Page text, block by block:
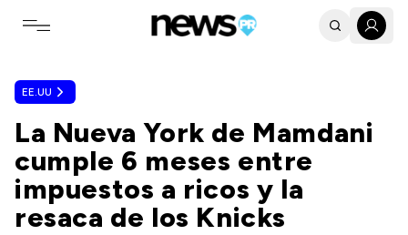
Toggle navigation menu
EE.UU
La Nueva York de Mamdani
cumple 6 meses entre
impuestos a ricos y la
resaca de los Knicks